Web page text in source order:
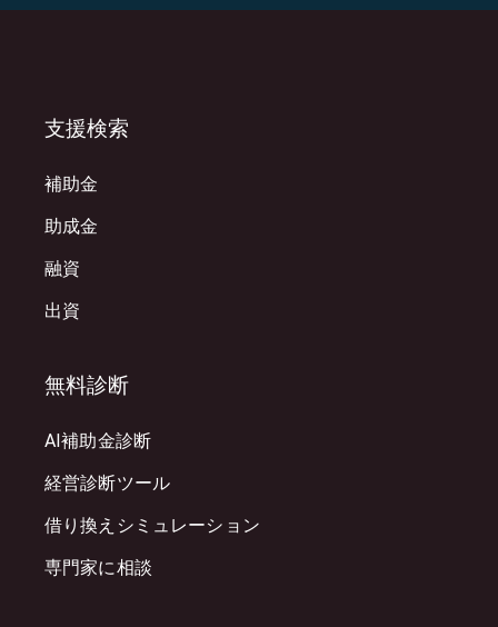
支援検索
補助金
助成金
融資
出資
無料診断
AI補助金診断
経営診断ツール
借り換えシミュレーション
専門家に相談